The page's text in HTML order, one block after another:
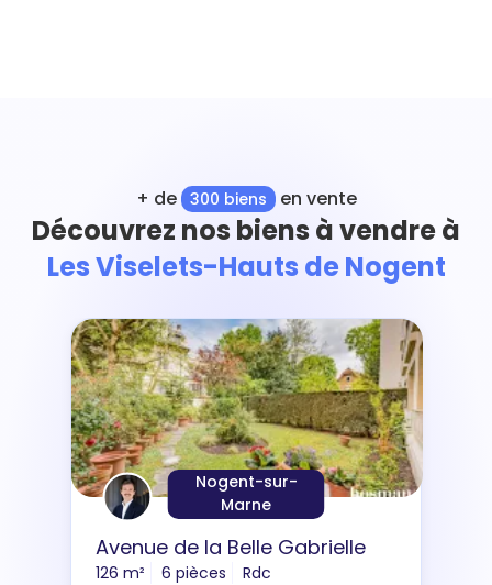
+ de 300 biens en vente
Découvrez nos biens à vendre à
Les Viselets-Hauts de Nogent
Nogent-sur-
Marne
Avenue de la Belle Gabrielle
126 m² 6 pièces Rdc